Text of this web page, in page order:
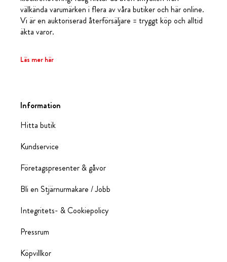
välkända varumärken i flera av våra butiker och här online.
Vi är en auktoriserad återförsäljare = tryggt köp och alltid
äkta varor.
Läs mer här
Information
Hitta butik
Kundservice
Företagspresenter & gåvor
Bli en Stjärnurmakare / Jobb
Integritets- & Cookiepolicy
Pressrum
Köpvillkor